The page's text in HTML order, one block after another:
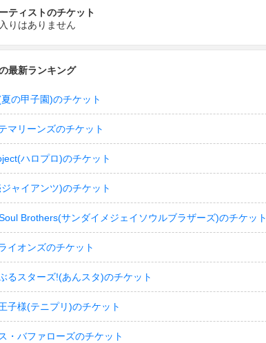
ティストのチケット
りはありません
最新ランキング
の甲子園)のチケット
マリーンズのチケット
ハロプロ)のチケット
ャイアンツ)のチケット
Brothers(サンダイメジェイソウルブラザーズ)のチケット
イオンズのチケット
るスターズ!(あんスタ)のチケット
子様(テニプリ)のチケット
・バファローズのチケット